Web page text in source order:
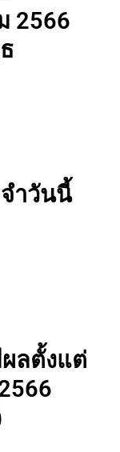
2566
ำวันนี้
ลตั้งแต่